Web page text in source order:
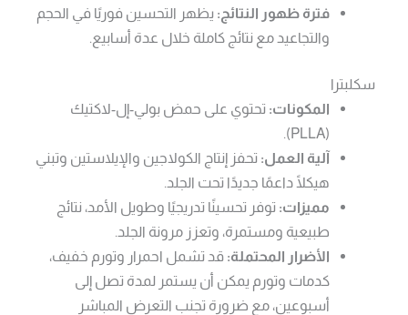
فترة ظهور النتائج: يظهر التحسين فوريًا في الحجم
والتجاعيد مع نتائج كاملة خلال عدة أسابيع.
سكلبترا
المكونات: تحتوي على حمض بولي-إل-لاكتيك
(PLLA).
آلية العمل: تحفز إنتاج الكولاجين والإيلاستين وتبني
هيكلًا داعمًا جديدًا تحت الجلد.
مميزات: توفر تحسينًا تدريجيًا وطويل الأمد، نتائج
طبيعية ومستمرة، وتعزز مرونة الجلد.
الأضرار المحتملة: قد تشمل احمرار وتورم خفيف،
كدمات وتورم يمكن أن يستمر لمدة تصل إلى
أسبوعين، مع ضرورة تجنب التعرض المباشر